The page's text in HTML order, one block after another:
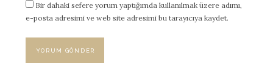
Bir dahaki sefere yorum yaptığımda kullanılmak üzere adımı,
e-posta adresimi ve web site adresimi bu tarayıcıya kaydet.